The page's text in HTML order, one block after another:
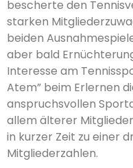
bescherte den
starken
beiden
aber bald
Interesse am
Atem” beim Erlernen
anspruchsvollen
allem älterer
in kurzer Zeit zu einer
Mitgliederzahlen.